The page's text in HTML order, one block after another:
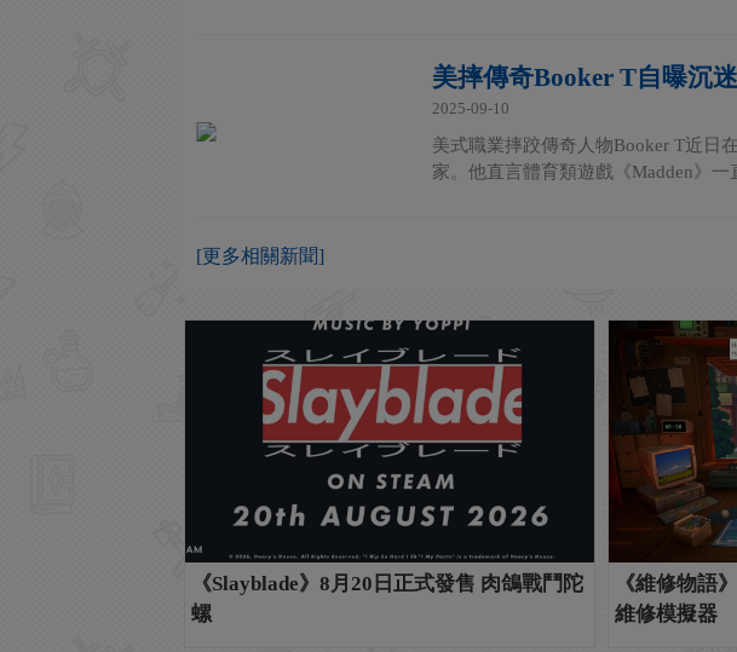
美摔傳奇Booker T自曝沉
2025-09-10
美式職業摔跤傳奇人物Booker T近日
家。他直言體育類遊戲《Madden》
[更多相關新聞]
《Slayblade》8月20日正式發售 肉鴿戰鬥陀
螺
《維修物語
維修模擬器